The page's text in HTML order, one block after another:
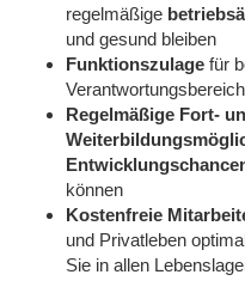
regelmäßige
und gesund bleiben
Funktionszulage für
Regelmäßige Fort-
können
Kostenfreie
und Privatleben
Sie in allen